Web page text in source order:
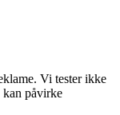
Vi tester ikke
kan påvirke